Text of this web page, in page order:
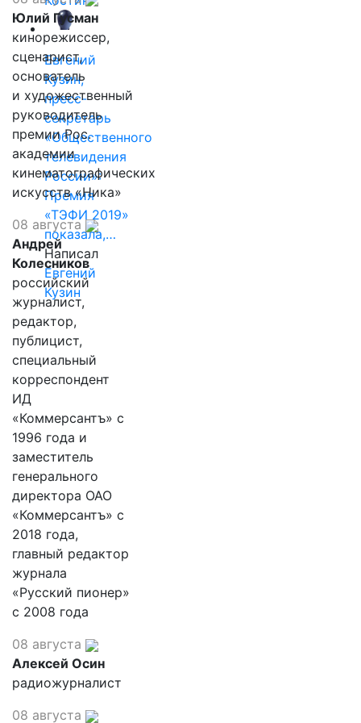
Евгений
Кузин,
пресс-
секретарь
«Общественного
телевидения
России»:
Премия
«ТЭФИ 2019»
показала,…
Написал
Евгений
Кузин
Юлий Гусман
кинорежиссер,
сценарист,
основатель
и художественный
руководитель
премии Рос.
академии
кинематографических
искусств «Ника»
08 августа
Андрей
Колесников
российский
журналист,
редактор,
публицист,
специальный
корреспондент
ИД
«Коммерсантъ» с
1996 года и
заместитель
генерального
директора ОАО
«Коммерсантъ» с
2018 года,
главный редактор
журнала
«Русский пионер»
с 2008 года
08 августа
Алексей Осин
радиожурналист
08 августа